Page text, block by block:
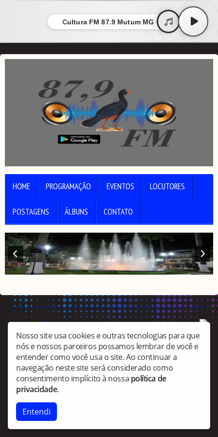
Cultura FM 87.9 Mutum MG
HOME PROGRAMAÇÃO EVENTOS LOCUTORES
POSTAGENS ÁLBUNS CONTATO
Copyright © Culturamutum - Todos os direitos reservados.
Nosso site usa cookies e outras tecnologias para que
nós e nossos parceiros possamos lembrar de você e
entender como você usa o site. Ao continuar a
navegação neste site será considerado como
consentimento implícito à nossa política de
privacidade.
Entendi